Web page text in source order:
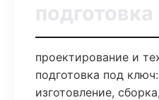
проектирование и
подготовка под
изготовление,